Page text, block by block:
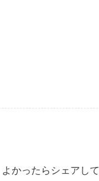
よかったらシェアして